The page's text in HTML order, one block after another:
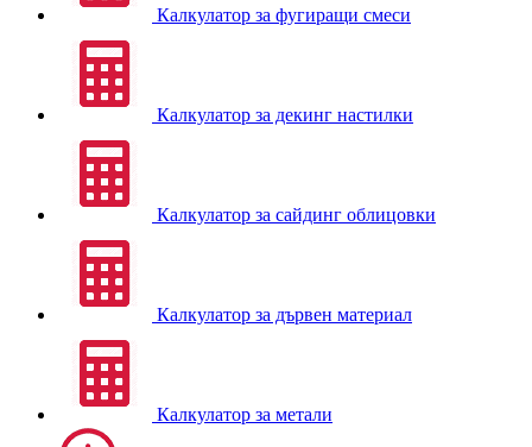
Калкулатор за фугиращи смеси
Калкулатор за декинг настилки
Калкулатор за сайдинг облицовки
Калкулатор за дървен материал
Калкулатор за метали